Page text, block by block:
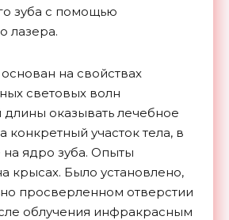
зуба с помощью
лазера.
на свойствах
световых волн
оказывать лечебное
конкретный участок тела, в
ядро зуба. Опыты
крысах. Было установлено,
просверленном отверстии
облучения инфракрасным